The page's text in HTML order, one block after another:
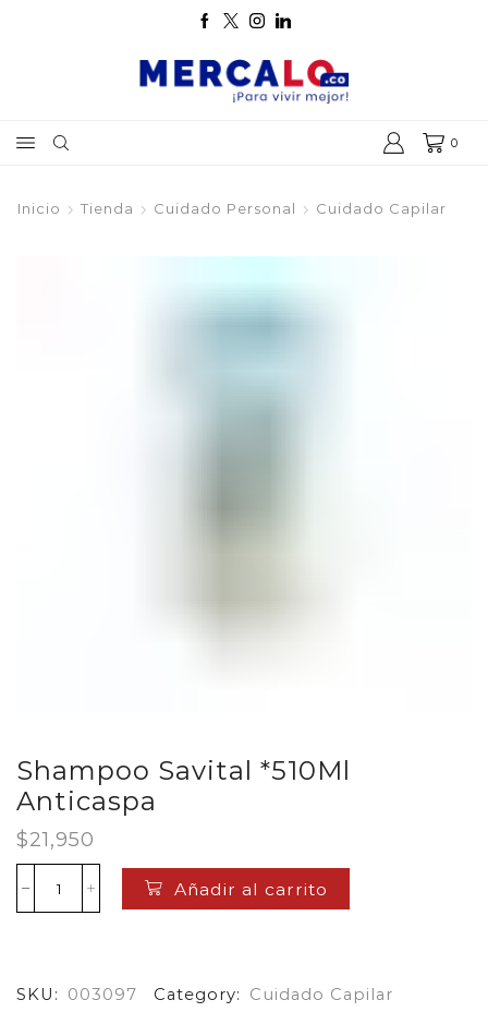
0
Inicio Tienda Cuidado Personal Cuidado Capilar
Shampoo Savital *510Ml
Anticaspa
$21,950
Shampoo
Savital
Añadir al carrito
SKU: 003097 Category: Cuidado Capilar